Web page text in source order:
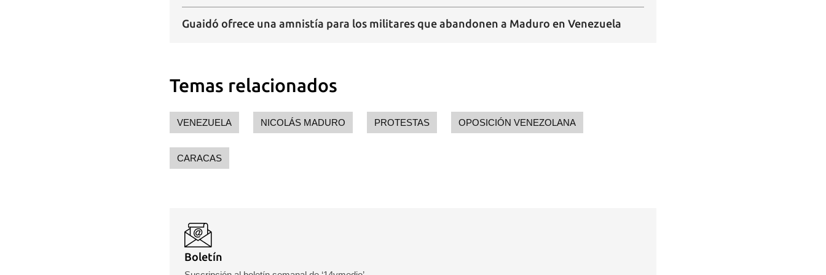
Guaidó ofrece una amnistía para los militares que abandonen a Maduro en Venezuela
Temas relacionados
VENEZUELA NICOLÁS MADURO PROTESTAS OPOSICIÓN VENEZOLANA
CARACAS
Boletín